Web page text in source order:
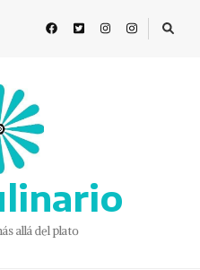
allá del plato